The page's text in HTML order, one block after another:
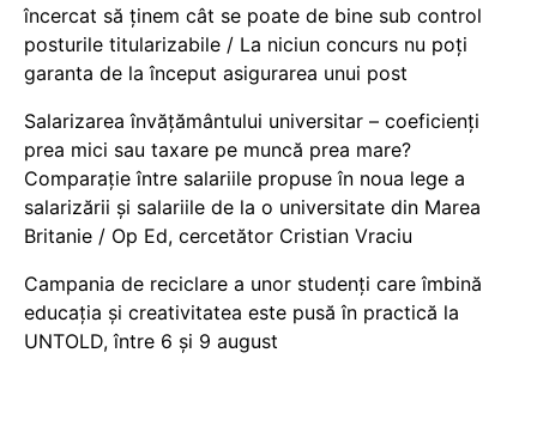
încercat să ținem cât se poate de bine sub control
posturile titularizabile / La niciun concurs nu poți
garanta de la început asigurarea unui post
Salarizarea învățământului universitar – coeficienți
prea mici sau taxare pe muncă prea mare?
Comparație între salariile propuse în noua lege a
salarizării și salariile de la o universitate din Marea
Britanie / Op Ed, cercetător Cristian Vraciu
Campania de reciclare a unor studenți care îmbină
educația și creativitatea este pusă în practică la
UNTOLD, între 6 și 9 august